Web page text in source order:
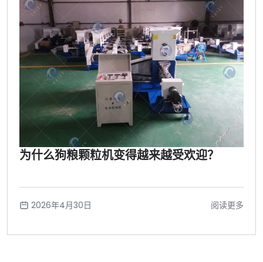
为什么狗粮颗粒机变得越来越受欢迎？
2026年4月30日 阅读更多